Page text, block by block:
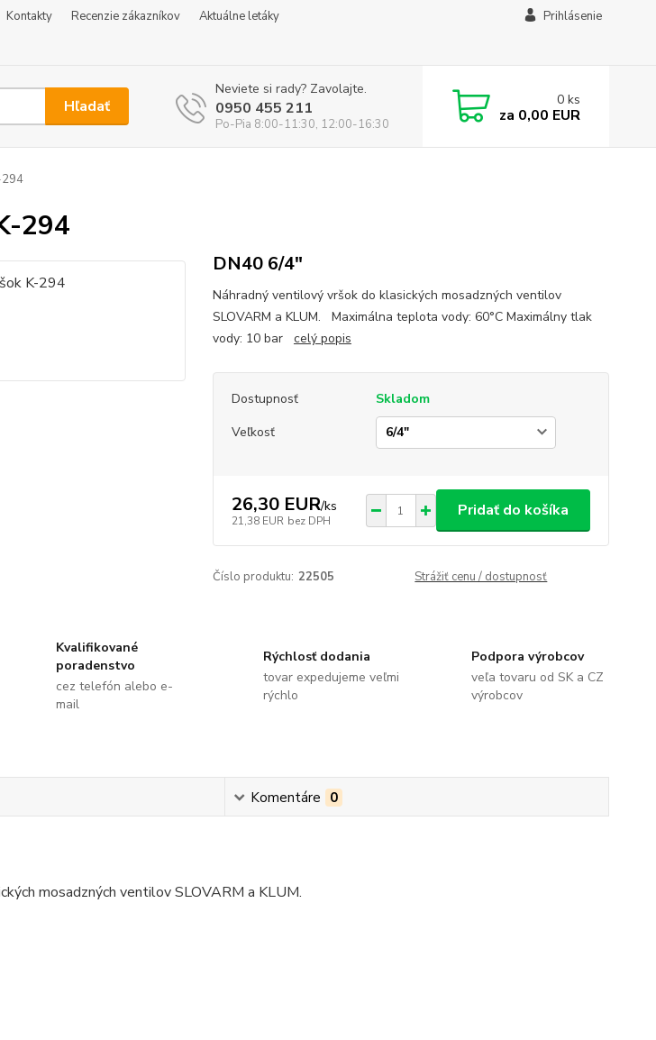
Kontakty Recenzie zákazníkov
Aktuálne letáky
Prihlásenie
Hľadať
Neviete si rady? Zavolajte.
0950 455 211
Po-Pia 8:00-11:30, 12:00-16:30
0 ks
za 0,00 EUR
294
294
DN40 6/4"
Náhradný ventilový vršok do klasických mosadzných ventilov
SLOVARM a KLUM. Maximálna teplota vody: 60°C Maximálny tlak
vody: 10 bar celý popis
Dostupnosť
Skladom
Veľkosť
26,30 EUR/ks
21,38 EUR bez DPH
Pridať do košíka
Číslo produktu: 22505 Strážiť cenu / dostupnosť
Kvalifikované
poradenstvo
cez telefón alebo e-
mail
Rýchlosť dodania
tovar expedujeme veľmi
rýchlo
Podpora výrobcov
veľa tovaru od SK a CZ
výrobcov
Komentáre 0
mosadzných ventilov SLOVARM a KLUM.